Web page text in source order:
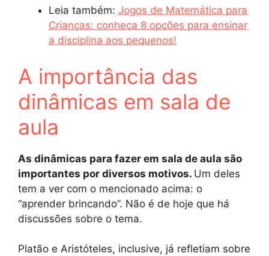
Leia também: Jogos de Matemática para
Crianças: conheça 8 opções para ensinar
a disciplina aos pequenos!
A importância das
dinâmicas em sala de
aula
As dinâmicas para fazer em sala de aula são
importantes por diversos motivos. Um deles
tem a ver com o mencionado acima: o
“aprender brincando”. Não é de hoje que há
discussões sobre o tema.
Platão e Aristóteles, inclusive, já refletiam sobre